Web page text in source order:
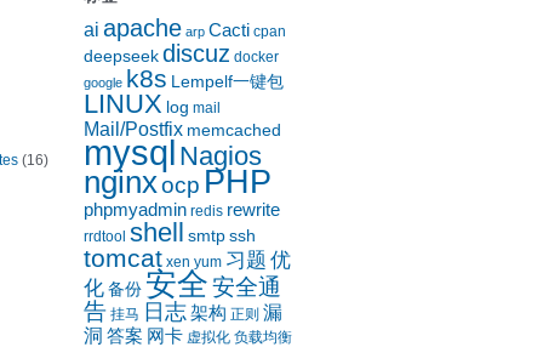
(16)
ai apache arp Cacti cpan
deepseek discuz docker
google k8s Lempelf一键包
LINUX log mail
Mail/Postfix memcached
mysql Nagios
nginxocp PHP
phpmyadmin redis rewrite
rrdtool shell smtp ssh
tomcat xen yum 习题 优
化 备份 安全安全通
告 挂马 日志架构 正则 漏
洞 答案 网卡 虚拟化 负载均衡